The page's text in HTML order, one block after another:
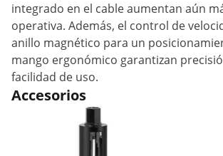
integrado en el cable aumentan aún
operativa. Además, el control de
anillo magnético para un
mango ergonómico garantizan
facilidad de uso.
Accesorios